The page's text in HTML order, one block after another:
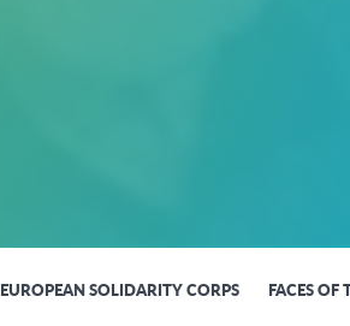
EUROPEAN SOLIDARITY CORPS FACES OF